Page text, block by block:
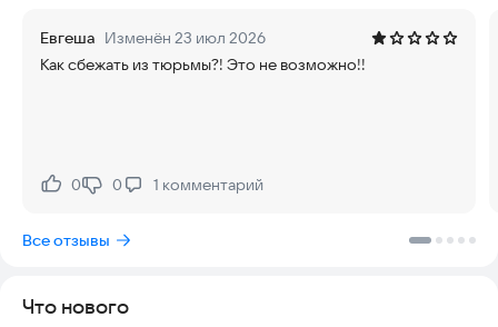
Евгеша Изменён 23 июл 2026
Как сбежать из тюрьмы?! Это не возможно!!
Нравится:
0Не нравится:
0 1 комментарий
Все отзывы
Что нового